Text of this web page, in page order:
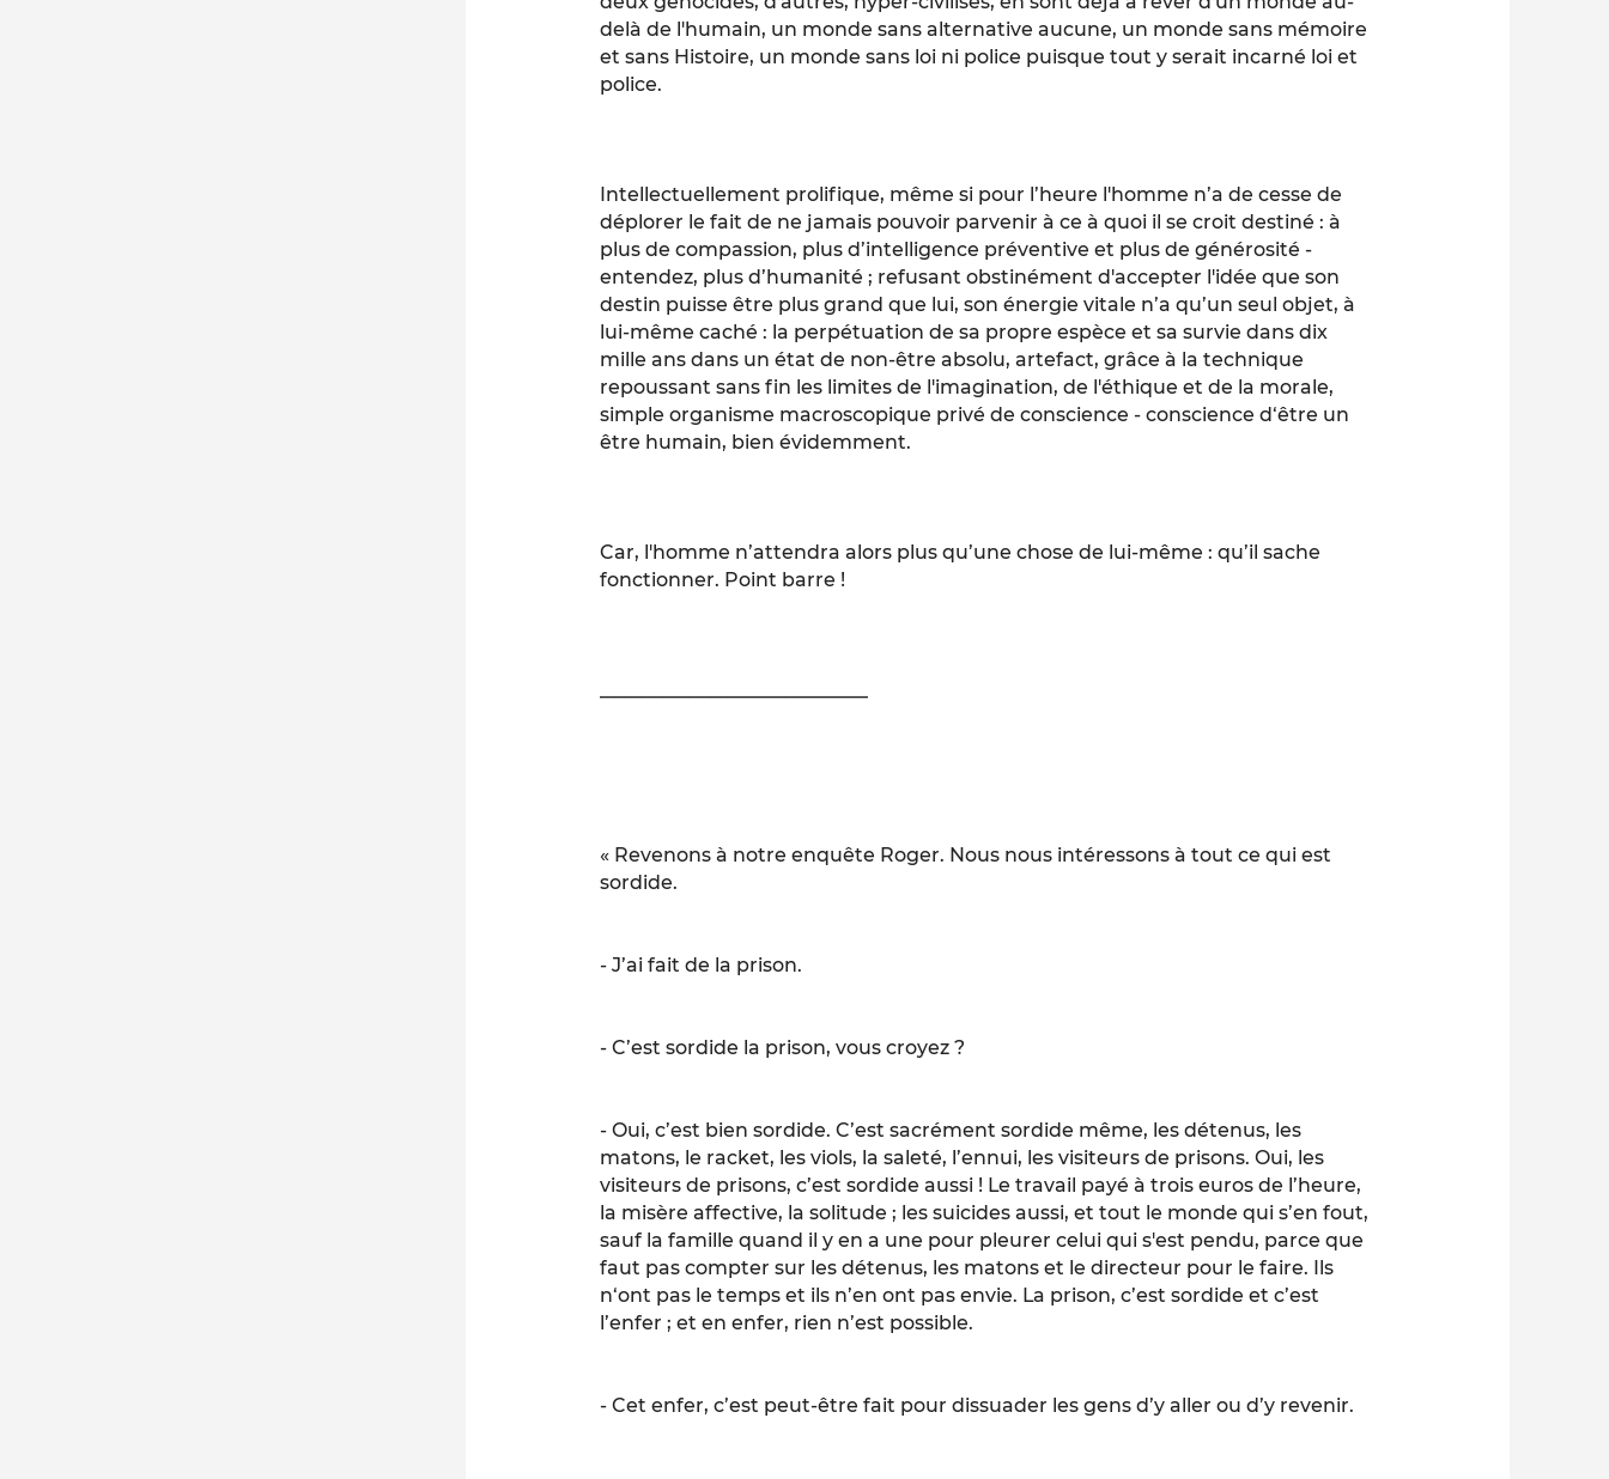
delà de l'humain, un monde sans alternative aucune, un monde sans mémoire
et sans Histoire, un monde sans loi ni police puisque tout y serait incarné loi et
police.
Intellectuellement prolifique, même si pour l’heure l'homme n’a de cesse de
déplorer le fait de ne jamais pouvoir parvenir à ce à quoi il se croit destiné : à
plus de compassion, plus d’intelligence préventive et plus de générosité -
entendez, plus d’humanité ; refusant obstinément d'accepter l'idée que son
destin puisse être plus grand que lui, son énergie vitale n’a qu’un seul objet, à
lui-même caché : la perpétuation de sa propre espèce et sa survie dans dix
mille ans dans un état de non-être absolu, artefact, grâce à la technique
repoussant sans fin les limites de l'imagination, de l'éthique et de la morale,
simple organisme macroscopique privé de conscience - conscience d‘être un
être humain, bien évidemment.
Car, l'homme n’attendra alors plus qu’une chose de lui-même : qu’il sache
fonctionner. Point barre !
____________________________
« Revenons à notre enquête Roger. Nous nous intéressons à tout ce qui est
sordide.
- J’ai fait de la prison.
- C’est sordide la prison, vous croyez ?
- Oui, c’est bien sordide. C’est sacrément sordide même, les détenus, les
matons, le racket, les viols, la saleté, l’ennui, les visiteurs de prisons. Oui, les
visiteurs de prisons, c’est sordide aussi ! Le travail payé à trois euros de l’heure,
la misère affective, la solitude ; les suicides aussi, et tout le monde qui s’en fout,
sauf la famille quand il y en a une pour pleurer celui qui s'est pendu, parce que
faut pas compter sur les détenus, les matons et le directeur pour le faire. Ils
n‘ont pas le temps et ils n’en ont pas envie. La prison, c’est sordide et c’est
l’enfer ; et en enfer, rien n’est possible.
- Cet enfer, c’est peut-être fait pour dissuader les gens d’y aller ou d’y revenir.